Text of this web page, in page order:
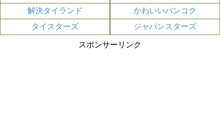
解決タイランド
かわいいバンコク
タイスターズ
ジャパンスターズ
スポンサーリンク